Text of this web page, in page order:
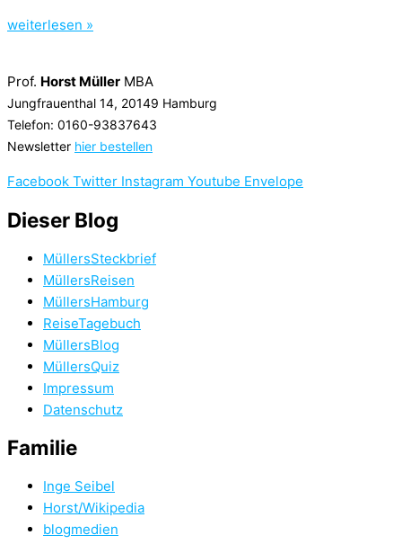
weiterlesen »
Prof. Horst Müller MBA
Jungfrauenthal 14, 20149 Hamburg
Telefon: 0160-93837643
Newsletter hier bestellen
Facebook Twitter Instagram Youtube Envelope
Dieser Blog
MüllersSteckbrief
MüllersReisen
MüllersHamburg
ReiseTagebuch
MüllersBlog
MüllersQuiz
Impressum
Datenschutz
Familie
Inge Seibel
Horst/Wikipedia
blogmedien